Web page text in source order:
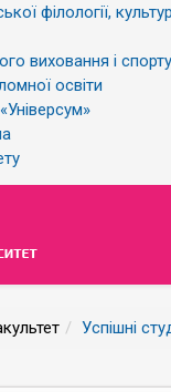
філології,
виховання і спорту
освіти
Успішні